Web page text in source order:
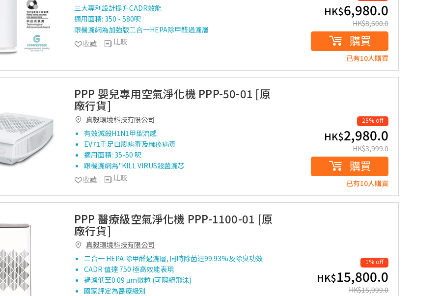
三大專利設計提升CADR效能
適用面積: 350 - 580呎
跟機濾網為加強版二合一HEPA除甲醛過濾層
比較
收藏
HK$6,980.0
HK$8,600.0
購買
已有10人購買
PPP 嬰兒 專用空氣淨化機 PPP-50-01 [原
廠行貨]
真毅環境科技有限公司
有效滅殺H1N1甲型流感
EV71手足口腸病毒及麻疹病毒
適用面積: 35-50 呎
跟機濾網為"KILL VIRUS殺菌濾芯
比較
收藏
25% off
HK$2,980.0
HK$3,999.0
購買
已有10人購買
PPP 醫療級空氣淨化機 PPP-1100-01 [原
廠行貨]
真毅環境科技有限公司
二合一 HEPA 除甲醛過濾層, 同時除菌達99.93%及除臭功效
CADR 值達 750 極高效能表現
過濾低至0.09 μm微粒 (可隔絕飛沬)
國家評定為醫療級別
1% off
HK$15,800.0
HK$15,999.0